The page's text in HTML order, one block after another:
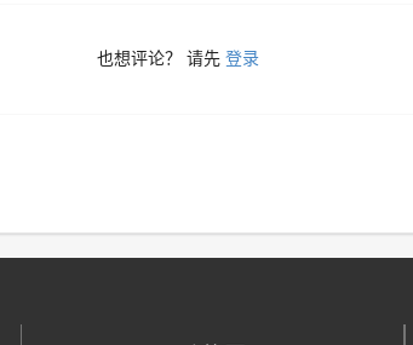
也想评论？ 请先 登录